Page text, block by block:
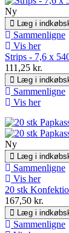
Ny
Læg i
Sammenligne
Vis her
Strips - 7,6 x
111,25 kr.
Læg i
Sammenligne
Vis her
Ny
Læg i
Sammenligne
Vis her
20 stk
167,50 kr.
Læg i
Sammenligne